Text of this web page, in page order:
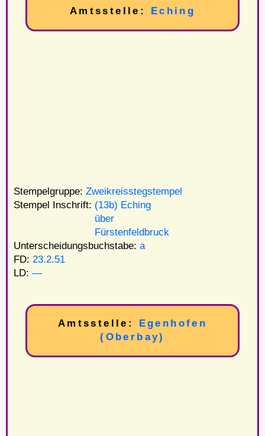
Amtsstelle: Eching
Stempelgruppe: Zweikreisstegstempel
Stempel Inschrift: (13b) Eching
über
Fürstenfeldbruck
Unterscheidungsbuchstabe: a
FD: 23.2.51
LD: —
Amtsstelle: Egenhofen
(Oberbay)